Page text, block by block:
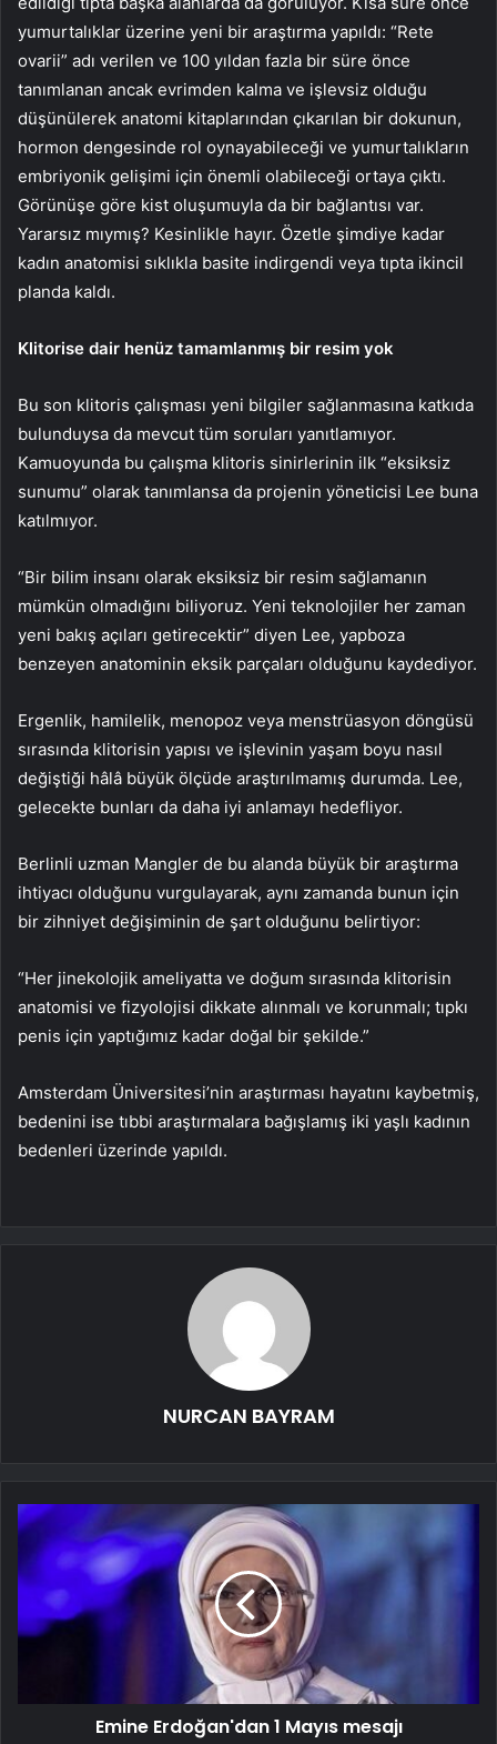
yumurtalıklar üzerine yeni bir araştırma yapıldı: “Rete
ovarii” adı verilen ve 100 yıldan fazla bir süre önce
tanımlanan ancak evrimden kalma ve işlevsiz olduğu
düşünülerek anatomi kitaplarından çıkarılan bir dokunun,
hormon dengesinde rol oynayabileceği ve yumurtalıkların
embriyonik gelişimi için önemli olabileceği ortaya çıktı.
Görünüşe göre kist oluşumuyla da bir bağlantısı var.
Yararsız mıymış? Kesinlikle hayır. Özetle şimdiye kadar
kadın anatomisi sıklıkla basite indirgendi veya tıpta ikincil
planda kaldı.
Klitorise dair henüz tamamlanmış bir resim yok
Bu son klitoris çalışması yeni bilgiler sağlanmasına katkıda
bulunduysa da mevcut tüm soruları yanıtlamıyor.
Kamuoyunda bu çalışma klitoris sinirlerinin ilk “eksiksiz
sunumu” olarak tanımlansa da projenin yöneticisi Lee buna
katılmıyor.
“Bir bilim insanı olarak eksiksiz bir resim sağlamanın
mümkün olmadığını biliyoruz. Yeni teknolojiler her zaman
yeni bakış açıları getirecektir” diyen Lee, yapboza
benzeyen anatominin eksik parçaları olduğunu kaydediyor.
Ergenlik, hamilelik, menopoz veya menstrüasyon döngüsü
sırasında klitorisin yapısı ve işlevinin yaşam boyu nasıl
değiştiği hâlâ büyük ölçüde araştırılmamış durumda. Lee,
gelecekte bunları da daha iyi anlamayı hedefliyor.
Berlinli uzman Mangler de bu alanda büyük bir araştırma
ihtiyacı olduğunu vurgulayarak, aynı zamanda bunun için
bir zihniyet değişiminin de şart olduğunu belirtiyor:
“Her jinekolojik ameliyatta ve doğum sırasında klitorisin
anatomisi ve fizyolojisi dikkate alınmalı ve korunmalı; tıpkı
penis için yaptığımız kadar doğal bir şekilde.”
Amsterdam Üniversitesi’nin araştırması hayatını kaybetmiş,
bedenini ise tıbbi araştırmalara bağışlamış iki yaşlı kadının
bedenleri üzerinde yapıldı.
NURCAN BAYRAM
Emine Erdoğan'dan 1 Mayıs mesajı